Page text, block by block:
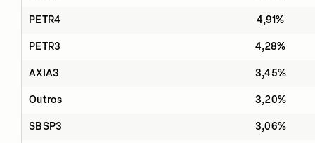
PETR4 4,91%
PETR3 4,28%
AXIA3 3,45%
Outros 3,20%
SBSP3 3,06%